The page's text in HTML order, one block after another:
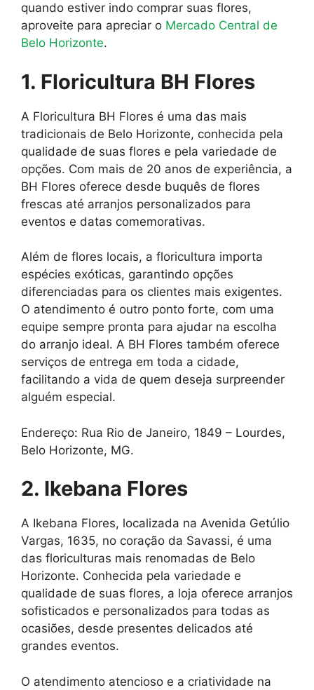
quando estiver indo comprar suas flores,
aproveite para apreciar o Mercado Central de
Belo Horizonte.
1. Floricultura BH Flores
A Floricultura BH Flores é uma das mais
tradicionais de Belo Horizonte, conhecida pela
qualidade de suas flores e pela variedade de
opções. Com mais de 20 anos de experiência, a
BH Flores oferece desde buquês de flores
frescas até arranjos personalizados para
eventos e datas comemorativas.
Além de flores locais, a floricultura importa
espécies exóticas, garantindo opções
diferenciadas para os clientes mais exigentes.
O atendimento é outro ponto forte, com uma
equipe sempre pronta para ajudar na escolha
do arranjo ideal. A BH Flores também oferece
serviços de entrega em toda a cidade,
facilitando a vida de quem deseja surpreender
alguém especial.
Endereço: Rua Rio de Janeiro, 1849 – Lourdes,
Belo Horizonte, MG.
2. Ikebana Flores
A Ikebana Flores, localizada na Avenida Getúlio
Vargas, 1635, no coração da Savassi, é uma
das floriculturas mais renomadas de Belo
Horizonte. Conhecida pela variedade e
qualidade de suas flores, a loja oferece arranjos
sofisticados e personalizados para todas as
ocasiões, desde presentes delicados até
grandes eventos.
O atendimento atencioso e a criatividade na